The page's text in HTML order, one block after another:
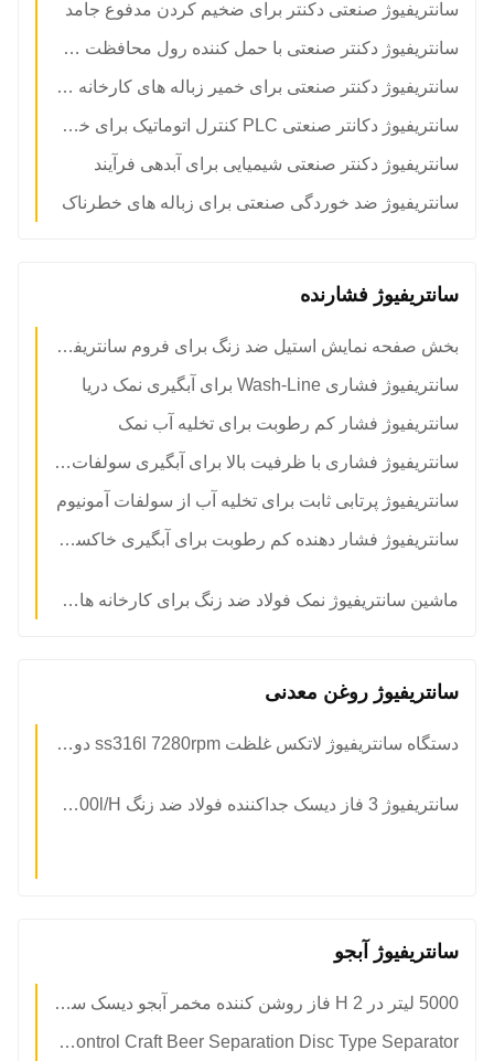
سانتریفیوژ صنعتی دکنتر برای ضخیم کردن مدفوع جامد
سانتریفیوژ دکنتر صنعتی با حمل کننده رول محافظت شده از پوشیدن
سانتریفیوژ دکنتر صنعتی برای خمیر زباله های کارخانه های شیمیایی
سانتریفیوژ دکانتر صنعتی PLC کنترل اتوماتیک برای خطوط آبگیری لجن
سانتریفیوژ دکنتر صنعتی شیمیایی برای آبدهی فرآیند
سانتریفیوژ ضد خوردگی صنعتی برای زباله های خطرناک
سانتریفیوژ فشارنده
بخش صفحه نمایش استیل ضد زنگ برای فروم سانتریفیوژ Pusher
سانتریفیوژ فشاری Wash-Line برای آبگیری نمک دریا
سانتریفیوژ فشار کم رطوبت برای تخلیه آب نمک
سانتریفیوژ فشاری با ظرفیت بالا برای آبگیری سولفات سدیم
سانتریفیوژ پرتابی ثابت برای تخلیه آب از سولفات آمونیوم
سانتریفیوژ فشار دهنده کم رطوبت برای آبگیری خاکستر سودا
ماشین سانتریفیوژ نمک فولاد ضد زنگ برای کارخانه های تولید نمک
سانتریفیوژ روغن معدنی​
دستگاه سانتریفیوژ لاتکس غلظت ss316l 7280rpm دو موتور
سانتریفیوژ 3 فاز دیسک جداکننده فولاد ضد زنگ 2000l/H برای پالایشگاه نفت
سانتریفیوژ آبجو
5000 لیتر در H 2 فاز روشن کننده مخمر آبجو دیسک سانتریفیوژ ساختار عمودی
PLC Control Craft Beer Separation Disc Type Separator با توصیه های حفظ فشار